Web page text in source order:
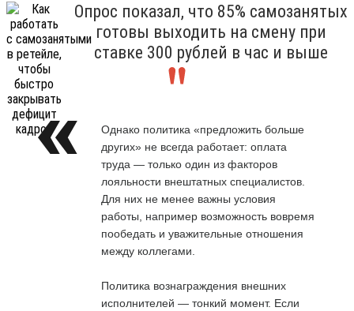
Опрос показал, что 85% самозанятых
готовы выходить на смену при
ставке 300 рублей в час и выше
Однако политика «предложить больше
других» не всегда работает: оплата
труда — только один из факторов
лояльности внештатных специалистов.
Для них не менее важны условия
работы, например возможность вовремя
пообедать и уважительные отношения
между коллегами.
Политика вознаграждения внешних
исполнителей — тонкий момент. Если